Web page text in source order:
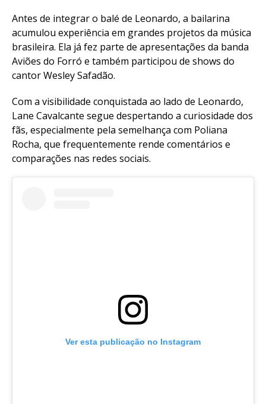
Antes de integrar o balé de Leonardo, a bailarina
acumulou experiência em grandes projetos da música
brasileira. Ela já fez parte de apresentações da banda
Aviões do Forró e também participou de shows do
cantor Wesley Safadão.
Com a visibilidade conquistada ao lado de Leonardo,
Lane Cavalcante segue despertando a curiosidade dos
fãs, especialmente pela semelhança com Poliana
Rocha, que frequentemente rende comentários e
comparações nas redes sociais.
Ver esta publicação no Instagram